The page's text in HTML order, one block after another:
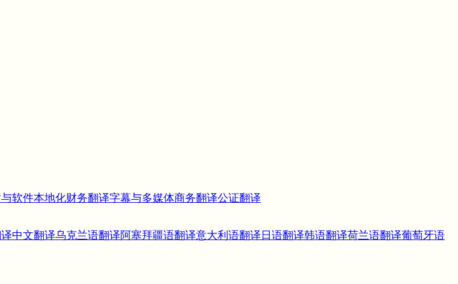
与软件本地化财务翻译字幕与多媒体商务翻译公证翻译
中文翻译乌克兰语翻译 阿塞拜疆语翻译意大利语翻译 日语翻译韩语翻译荷兰语翻译葡萄牙语